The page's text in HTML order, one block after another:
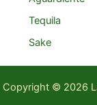
Tequila
Sake
Copyright © 2026